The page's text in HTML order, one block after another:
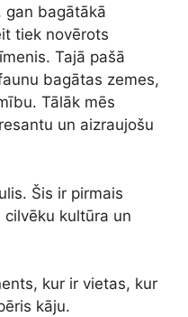
gan bagātākā
tiek novērots
Tajā pašā
bagātas zemes,
Tālāk mēs
un aizraujošu
Šis ir pirmais
kultūra un
kur ir vietas, kur
kāju.